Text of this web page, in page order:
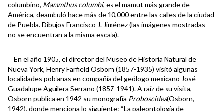
columbino, Mammthus columbi, es el mamut más grande de
América, deambuló hace más de 10,000 entre las calles de la ciudad
de Puebla. Dibujos Francisco J. Jiménez (las imágenes mostradas
no se encuentran a la misma escala).
En el año 1905, el director del Museo de Historia Natural de
Nueva York, Henry Farfield Osborn (1857-1935) visitó algunas
localidades poblanas en compañía del geólogo mexicano José
Guadalupe Aguilera Serrano (1857-1941). A raíz de su visita,
Osborn publica en 1942 su monografía Proboscidea(Osborn,
1942), donde menciona lo siguiente: “La paleontología de